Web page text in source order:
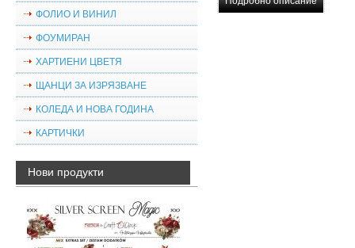
ФОЛИО И ВИНИЛ
ФОУМИРАН
ХАРТИЕНИ ЦВЕТЯ
ЩАНЦИ ЗА ИЗРЯЗВАНЕ
КОЛЕДА И НОВА ГОДИНА
КАРТИЧКИ
Нови продукти